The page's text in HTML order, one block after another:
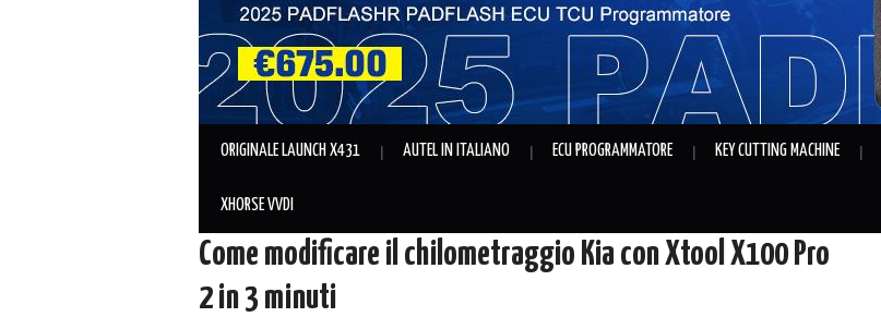
ORIGINALE LAUNCH X431 AUTEL IN ITALIANO ECU PROGRAMMATORE KEY CUTTING MACHINE
XHORSE VVDI
Come modificare il chilometraggio Kia con Xtool X100 Pro
2 in 3 minuti